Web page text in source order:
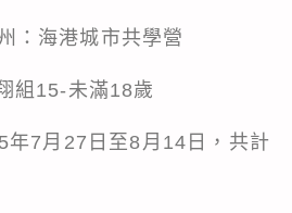
：海港城市共學營
組15-未滿18歲
年7月27日至8月14日，共計